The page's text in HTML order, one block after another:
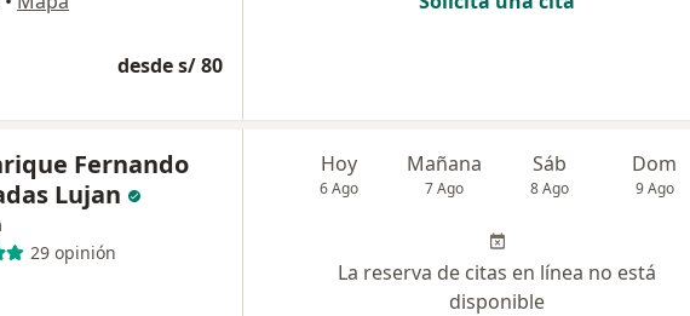
desde s/ 80
Fernando
Lujan
29 opinión
Hoy
6 Ago
Mañana
7 Ago
Sáb
8 Ago
Dom
9 Ago
La reserva de citas en línea no está
disponible